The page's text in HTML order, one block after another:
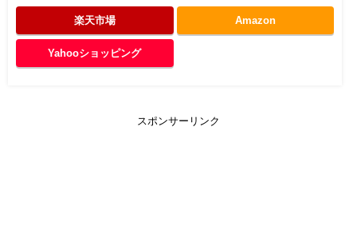
楽天市場 Amazon
Yahooショッピング
スポンサーリンク